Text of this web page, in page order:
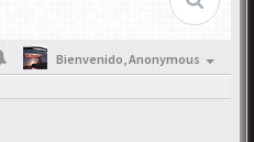
Bienvenido,Anonymous